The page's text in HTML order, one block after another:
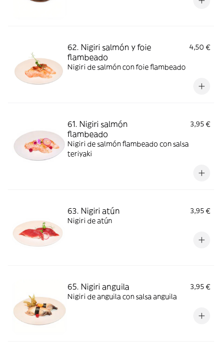
62. Nigiri salmón y foie
flambeado
4,50 €
Nigiri de salmón con foie flambeado
61. Nigiri salmón
flambeado
3,95 €
Nigiri de salmón flambeado con salsa
teriyaki
63. Nigiri atún
3,95 €
Nigiri de atún
65. Nigiri anguila
3,95 €
Nigiri de anguila con salsa anguila